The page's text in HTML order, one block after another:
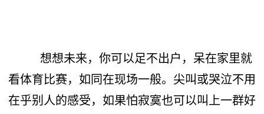
想想未来，你可以足不出户，呆在家里就
看体育比赛，如同在现场一般。尖叫或哭泣不用
在乎别人的感受，如果怕寂寞也可以叫上一群好